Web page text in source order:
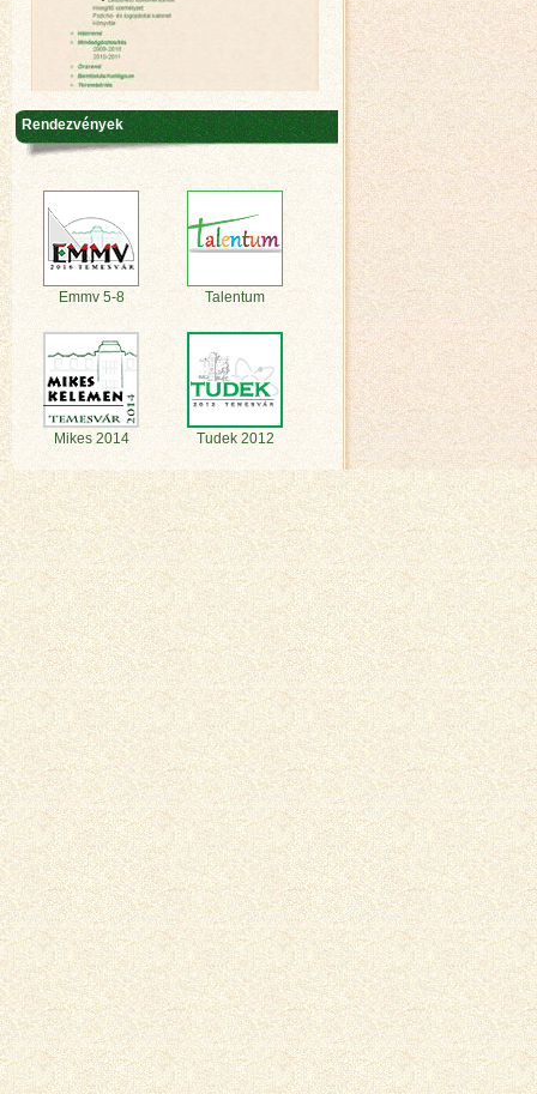
Rendezvények
Emmv 5-8 Talentum
Mikes 2014 Tudek 2012